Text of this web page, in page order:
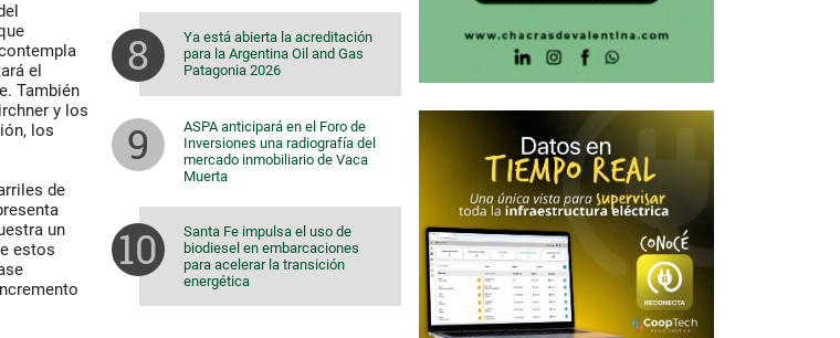
el
También
y los
los
de
un
estos
Ya está abierta la acreditación
para la Argentina Oil and Gas
Patagonia 2026
ASPA anticipará en el Foro de
Inversiones una radiografía del
mercado inmobiliario de Vaca
Muerta
Santa Fe impulsa el uso de
biodiesel en embarcaciones
para acelerar la transición
energética